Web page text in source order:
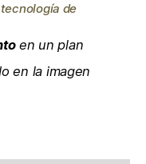
de
en un plan
en la imagen